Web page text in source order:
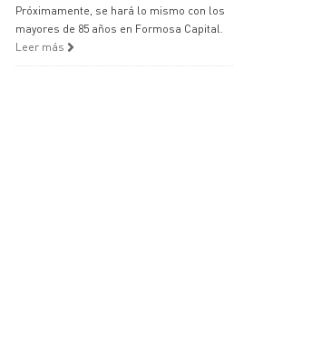
Próximamente, se hará lo mismo con los
mayores de 85 años en Formosa Capital.
Leer más